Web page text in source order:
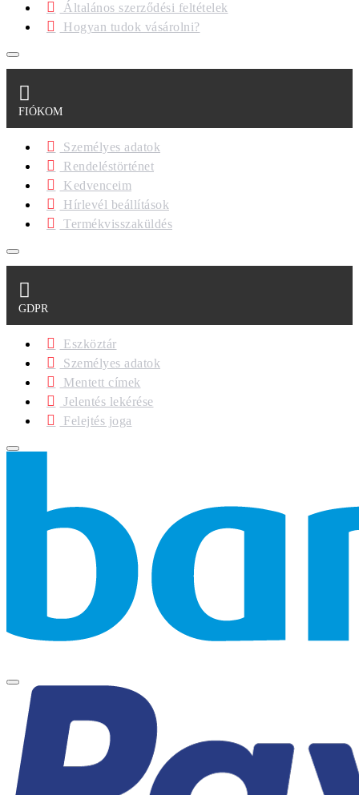
Általános szerződési feltételek
Hogyan tudok vásárolni?
FIÓKOM
Személyes adatok
Rendeléstörténet
Kedvenceim
Hírlevél beállítások
Termékvisszaküldés
GDPR
Eszköztár
Személyes adatok
Mentett címek
Jelentés lekérése
Felejtés joga